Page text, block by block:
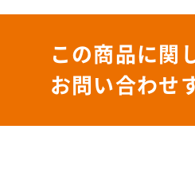
この商品に関
お問い合わせ